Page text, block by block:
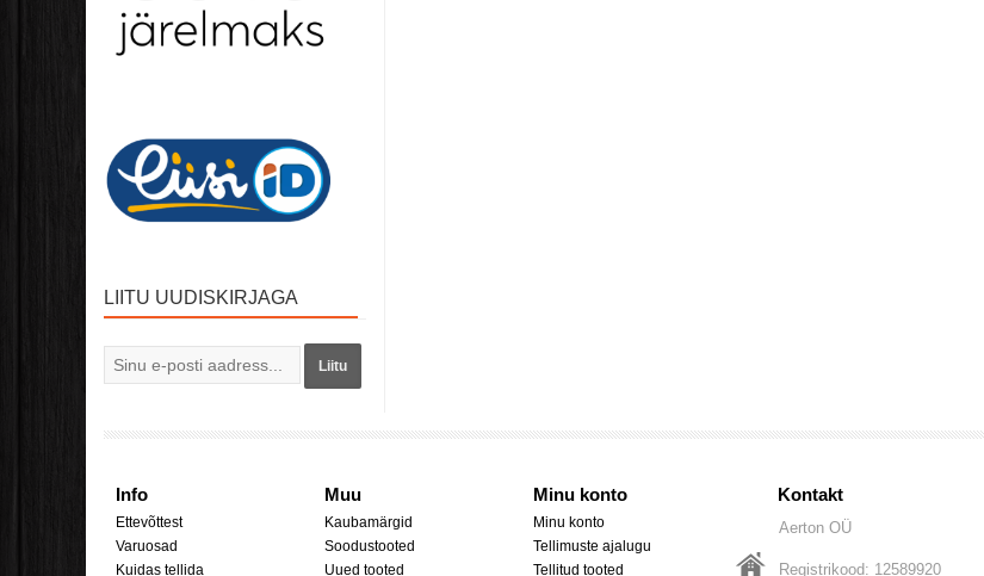
LIITU UUDISKIRJAGA
Liitu
Info
Ettevõttest
Varuosad
Kuidas tellida
Muu
Kaubamärgid
Soodustooted
Uued tooted
Minu konto
Minu konto
Tellimuste ajalugu
Tellitud tooted
Kontakt
Aerton OÜ
Registrikood: 12589920